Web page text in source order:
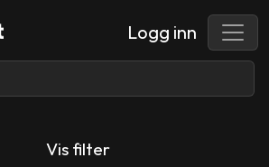
Logg inn
Vis filter